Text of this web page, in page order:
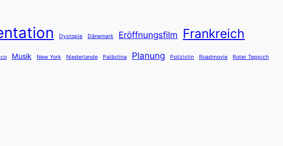
Dystopie Dänemark Eröffnungsfilm Frankreich
Musik New York Niederlande Palästina Planung Polizistin Roadmovie Roter Teppich